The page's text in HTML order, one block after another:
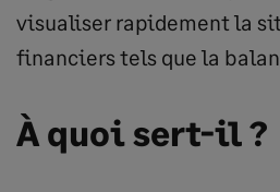
visualiser rapidement la
financiers tels que la
À quoi sert-il ?